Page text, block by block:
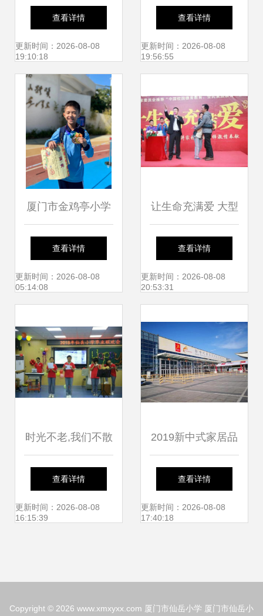
与卖菜巨头共话北
京买菜新趋势
查看详情
更新时间：2026-08-08
19:10:18
院推荐及常见问题
解答
查看详情
更新时间：2026-08-08
19:56:55
厦门市金鸡亭小学
运动会跳高勇夺金
牌，仙岳小学学子
查看详情
更新时间：2026-08-08
05:14:08
让生命充满爱 大型
校园德育教育主题
演讲走进厦门仙岳
查看详情
更新时间：2026-08-08
20:53:31
时光不老,我们不散
--记厦门市仙岳小
学六年
查看详情
更新时间：2026-08-08
16:15:39
2019新中式家居品
牌文化博览会暨红
木艺术展在厦门市
查看详情
更新时间：2026-08-08
17:40:18
Copyright © 2026 www.xmxyxx.com 厦门市仙岳小学 厦门市仙岳小